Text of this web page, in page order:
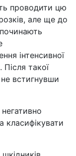
проводити цю
але ще до
інтенсивної
такої
встигнувши
класифікувати